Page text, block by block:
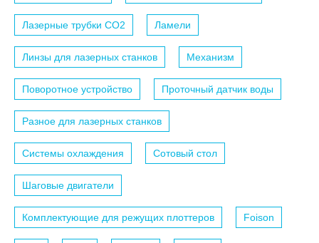
Лазерные трубки СО2 Ламели
Линзы для лазерных станков Механизм
Поворотное устройство Проточный датчик воды
Разное для лазерных станков
Системы охлаждения Сотовый стол
Шаговые двигатели
Комплектующие для режущих плоттеров Foison